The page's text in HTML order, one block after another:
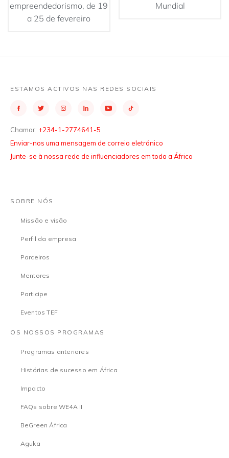
empreendedorismo, de 19
a 25 de fevereiro
Mundial
ESTAMOS ACTIVOS NAS REDES SOCIAIS
Chamar: +234-1-2774641-5
Enviar-nos uma mensagem de correio eletrónico
Junte-se à nossa rede de influenciadores em toda a África
SOBRE NÓS
Missão e visão
Perfil da empresa
Parceiros
Mentores
Participe
Eventos TEF
OS NOSSOS PROGRAMAS
Programas anteriores
Histórias de sucesso em África
Impacto
FAQs sobre WE4A II
BeGreen África
Aguka